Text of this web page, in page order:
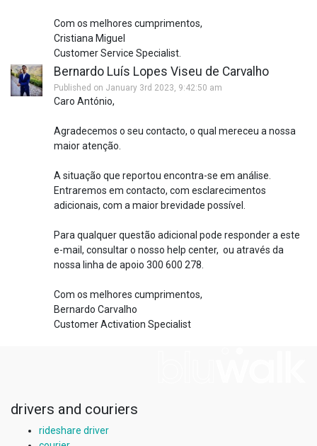
Com os melhores cumprimentos,
Cristiana Miguel
Customer Service Specialist.
Bernardo Luís Lopes Viseu de Carvalho
Published on January 3rd 2023, 9:42:50 am
Caro António,
Agradecemos o seu contacto, o qual mereceu a nossa
maior atenção.
A situação que reportou encontra-se em análise.
Entraremos em contacto, com esclarecimentos
adicionais, com a maior brevidade possível.
Para qualquer questão adicional pode responder a este
e-mail, consultar o nosso help center, ou através da
nossa linha de apoio 300 600 278.
Com os melhores cumprimentos,
Bernardo Carvalho
Customer Activation Specialist
drivers and couriers
rideshare driver